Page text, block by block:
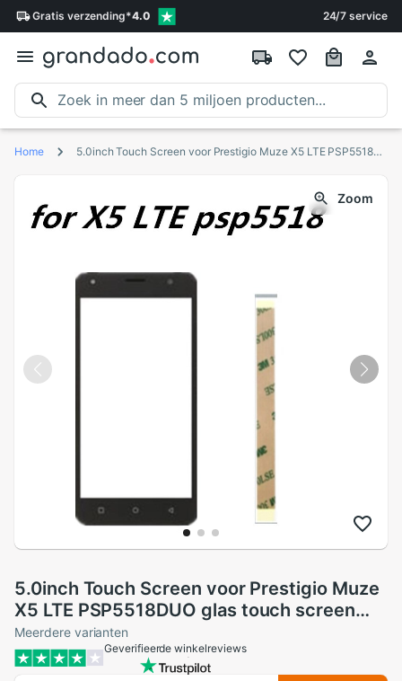
Gratis verzending*4.0 24/7 service
Home 5.0inch Touch Screen voor Prestigio Muze X5 LTE PSP5518DUO glas touch screen panel
Zoom
5.0inch Touch Screen voor Prestigio Muze
X5 LTE PSP5518DUO glas touch screen
panel
Meerdere varianten
Geverifieerde winkelreviews